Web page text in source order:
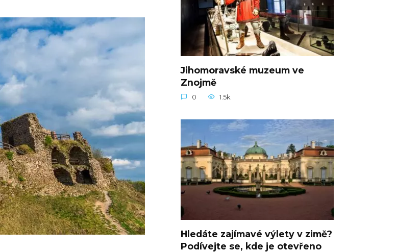
Jihomoravské muzeum ve
Znojmě
0 1.5k.
Hledáte zajímavé výlety v zimě?
Podívejte se, kde je otevřeno